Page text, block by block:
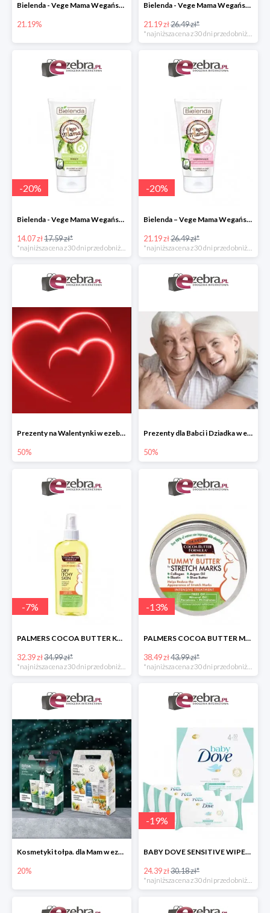
Bielenda - Vege Mama Wegański balsam natłuszczający na brzuch
21.19%
Bielenda - Vege Mama Wegańskie serum wzmacniające przeciw rozstępom
21.19 zł26.49 zł*
*najniższa cena z 30 dni przed obniżką
-20%
Bielenda - Vege Mama Wegański kojący krem-żel na ociężałe nogi
14.07 zł17.59 zł*
-20%
Bielenda – Vege Mama Wegańskie serum ujędrniające do pielęgnacji biustu
21.19 zł26.49 zł*
Prezenty na Walentynki w ezebra.pl do -50%
50%
Prezenty dla Babci i Dziadka w ezebra.pl do -50%
50%
-7%
PALMERS COCOA BUTTER KOJĄCA OLIWKA DLA KOBIET W CIĄŻY
32.39 zł34.99 zł*
-13%
PALMERS COCOA BUTTER MASŁO DO PIELĘGNACJI BRZUCHA W CZASIE CIĄŻY
38.49 zł43.99 zł*
Kosmetyki tołpa. dla Mam w ezebra.pl do -20%
20%
-19%
BABY DOVE SENSITIVE WIPES CHUSTECZKI PIELĘGNACYJNE 200 szt.
24.39 zł30.18 zł*